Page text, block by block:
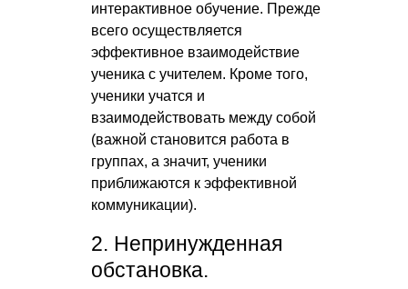
интерактивное обучение. Прежде
всего осуществляется
эффективное взаимодействие
ученика с учителем. Кроме того,
ученики учатся и
взаимодействовать между собой
(важной становится работа в
группах, а значит, ученики
приближаются к эффективной
коммуникации).
2. Непринужденная
обстановка.